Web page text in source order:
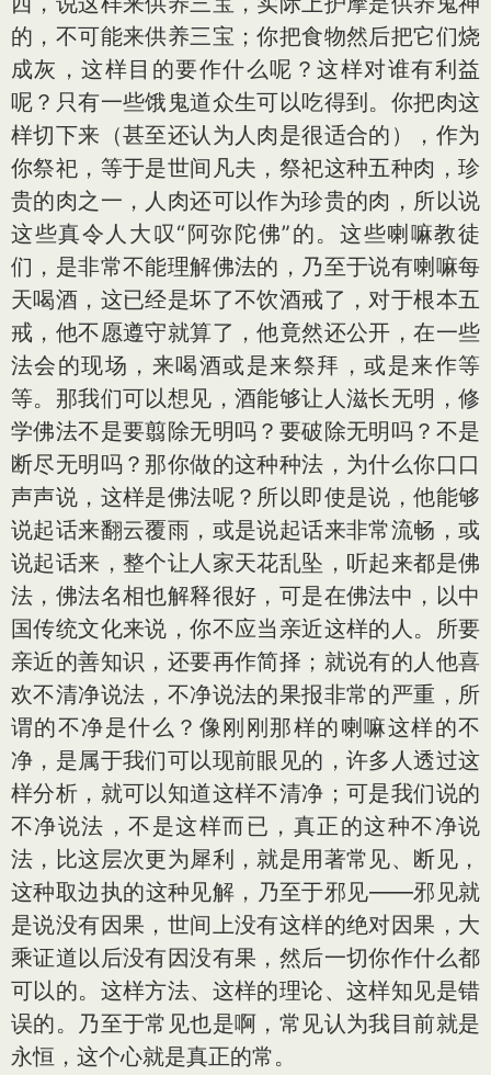
的，不可能来供养三宝；你把食物然后把它们烧
成灰，这样目的要作什么呢？这样对谁有利益
呢？只有一些饿鬼道众生可以吃得到。你把肉这
样切下来（甚至还认为人肉是很适合的），作为
你祭祀，等于是世间凡夫，祭祀这种五种肉，珍
贵的肉之一，人肉还可以作为珍贵的肉，所以说
这些真令人大叹“阿弥陀佛”的。这些喇嘛教徒
们，是非常不能理解佛法的，乃至于说有喇嘛每
天喝酒，这已经是坏了不饮酒戒了，对于根本五
戒，他不愿遵守就算了，他竟然还公开，在一些
法会的现场，来喝酒或是来祭拜，或是来作等
等。那我们可以想见，酒能够让人滋长无明，修
学佛法不是要翦除无明吗？要破除无明吗？不是
断尽无明吗？那你做的这种种法，为什么你口口
声声说，这样是佛法呢？所以即使是说，他能够
说起话来翻云覆雨，或是说起话来非常流畅，或
说起话来，整个让人家天花乱坠，听起来都是佛
法，佛法名相也解释很好，可是在佛法中，以中
国传统文化来说，你不应当亲近这样的人。所要
亲近的善知识，还要再作简择；就说有的人他喜
欢不清净说法，不净说法的果报非常的严重，所
谓的不净是什么？像刚刚那样的喇嘛这样的不
净，是属于我们可以现前眼见的，许多人透过这
样分析，就可以知道这样不清净；可是我们说的
不净说法，不是这样而已，真正的这种不净说
法，比这层次更为犀利，就是用著常见、断见，
这种取边执的这种见解，乃至于邪见―—邪见就
是说没有因果，世间上没有这样的绝对因果，大
乘证道以后没有因没有果，然后一切你作什么都
可以的。这样方法、这样的理论、这样知见是错
误的。乃至于常见也是啊，常见认为我目前就是
永恒，这个心就是真正的常。